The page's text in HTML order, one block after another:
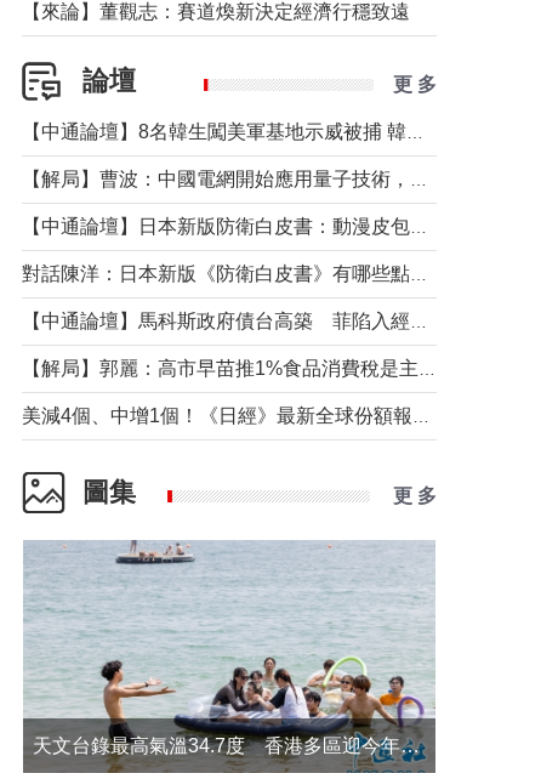
【來論】董觀志：賽道煥新決定經濟行穩致遠
論壇 更 多
圖集 更 多
天文台錄最高氣溫34.7度 香港多區迎今年最熱一天